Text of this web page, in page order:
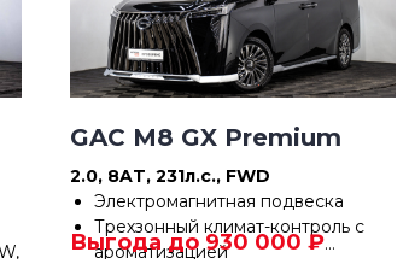
GAC M8 GX Premium
2.0, 8AT, 231л.с., FWD
Электромагнитная подвеска
Трехзонный климат-контроль с
ароматизацией
Выгода до 930 000 ₽